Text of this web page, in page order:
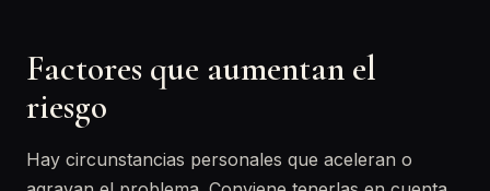
Factores que aumentan el
riesgo
Hay circunstancias personales que aceleran o